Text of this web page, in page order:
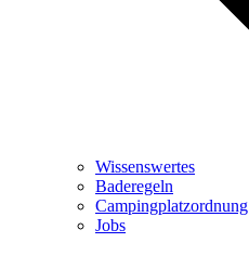
Wissenswertes
Baderegeln
Campingplatzordnung
Jobs